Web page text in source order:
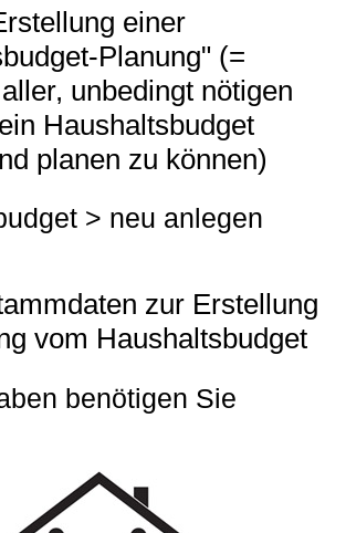
einer
Planung" (=
unbedingt nötigen
Haushaltsbudget
planen zu können)
> neu anlegen
zur Erstellung
vom Haushaltsbudget
benötigen Sie